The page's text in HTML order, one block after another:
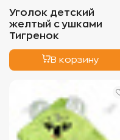
Уголок детский
желтый с ушками
Тигренок
В корзину